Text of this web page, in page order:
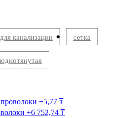
для канализации сетка
+5,77 ₸
+6 752,74 ₸